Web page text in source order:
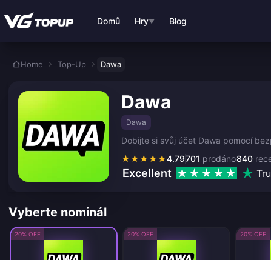
Domů Hry▼ Blog
Home Top-Up Dawa
Dawa
Dawa
Dobijte si svůj účet Dawa pomocí
★★★★★4.79 840
701 prodáno
Excellent
Vyberte nominál
20% OFF 20% OFF 20% OFF